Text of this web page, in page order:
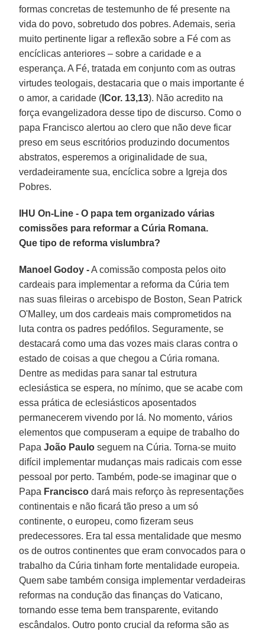
formas concretas de testemunho de fé presente na
vida do povo, sobretudo dos pobres. Ademais, seria
muito pertinente ligar a reflexão sobre a Fé com as
encíclicas anteriores – sobre a caridade e a
esperança. A Fé, tratada em conjunto com as outras
virtudes teologais, destacaria que o mais importante é
o amor, a caridade ( ICor. 13,13). Não acredito na
força evangelizadora desse tipo de discurso. Como o
papa Francisco alertou ao clero que não deve ficar
preso em seus escritórios produzindo documentos
abstratos, esperemos a originalidade de sua,
verdadeiramente sua, encíclica sobre a Igreja dos
Pobres.
IHU On-Line - O papa tem organizado várias
comissões para reformar a Cúria Romana.
Que tipo de reforma vislumbra?
Manoel Godoy -A comissão composta pelos oito
cardeais para implementar a reforma da Cúria tem
nas suas fileiras o arcebispo de Boston, Sean Patrick
O'Malley, um dos cardeais mais comprometidos na
luta contra os padres pedófilos. Seguramente, se
destacará como uma das vozes mais claras contra o
estado de coisas a que chegou a Cúria romana.
Dentre as medidas para sanar tal estrutura
eclesiástica se espera, no mínimo, que se acabe com
essa prática de eclesiásticos aposentados
permanecerem vivendo por lá. No momento, vários
elementos que compuseram a equipe de trabalho do
PapaJoão Paulo seguem na Cúria. Torna-se muito
difícil implementar mudanças mais radicais com esse
pessoal por perto. Também, pode-se imaginar que o
Papa Francisco dará mais reforço às representações
continentais e não ficará tão preso a um só
continente, o europeu, como fizeram seus
predecessores. Era tal essa mentalidade que mesmo
os de outros continentes que eram convocados para o
trabalho da Cúria tinham forte mentalidade europeia.
Quem sabe também consiga implementar verdadeiras
reformas na condução das finanças do Vaticano,
tornando esse tema bem transparente, evitando
escândalos. Outro ponto crucial da reforma são as